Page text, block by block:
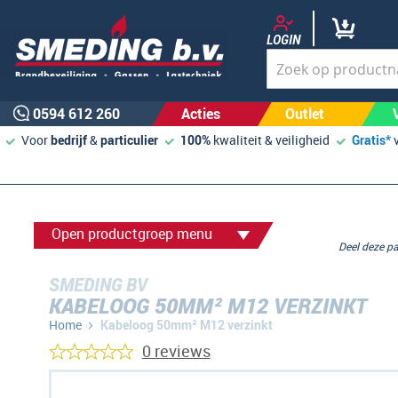
LOGIN
0594 612 260 Acties Outlet
Voorbedrijf&particulier 100% kwaliteit & veiligheid Gratis*
Open productgroep menu
SMEDING BV
KABELOOG 50MM² M12 VERZINKT
Home Kabeloog 50mm² M12 verzinkt
Deel deze
0 reviews
Ga